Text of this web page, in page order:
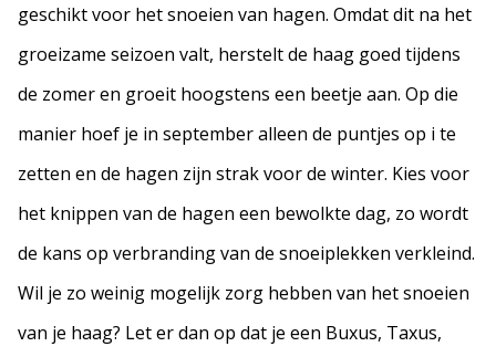
geschikt voor het snoeien van hagen. Omdat dit na het
groeizame seizoen valt, herstelt de haag goed tijdens
de zomer en groeit hoogstens een beetje aan. Op die
manier hoef je in september alleen de puntjes op i te
zetten en de hagen zijn strak voor de winter. Kies voor
het knippen van de hagen een bewolkte dag, zo wordt
de kans op verbranding van de snoeiplekken verkleind.
Wil je zo weinig mogelijk zorg hebben van het snoeien
van je haag? Let er dan op dat je een Buxus, Taxus,